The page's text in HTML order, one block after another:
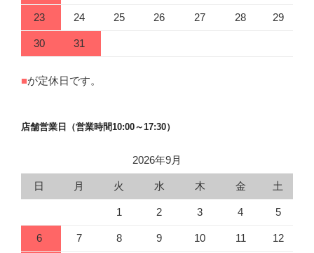
23 24 25 26 27 28 29
30 31
■が定休日です。
店舗営業日（営業時間10:00～17:30）
2026年9月
日 月 火 水 木 金 土
1 2 3 4 5
6 7 8 9 10 11 12